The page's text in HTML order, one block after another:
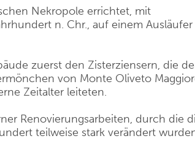
Nekropole errichtet, mit
n. Chr., auf einem Ausläufer
zuerst den Zisterziensern, die
von Monte Oliveto
Zeitalter leiteten.
Renovierungsarbeiten, durch die
teilweise stark verändert